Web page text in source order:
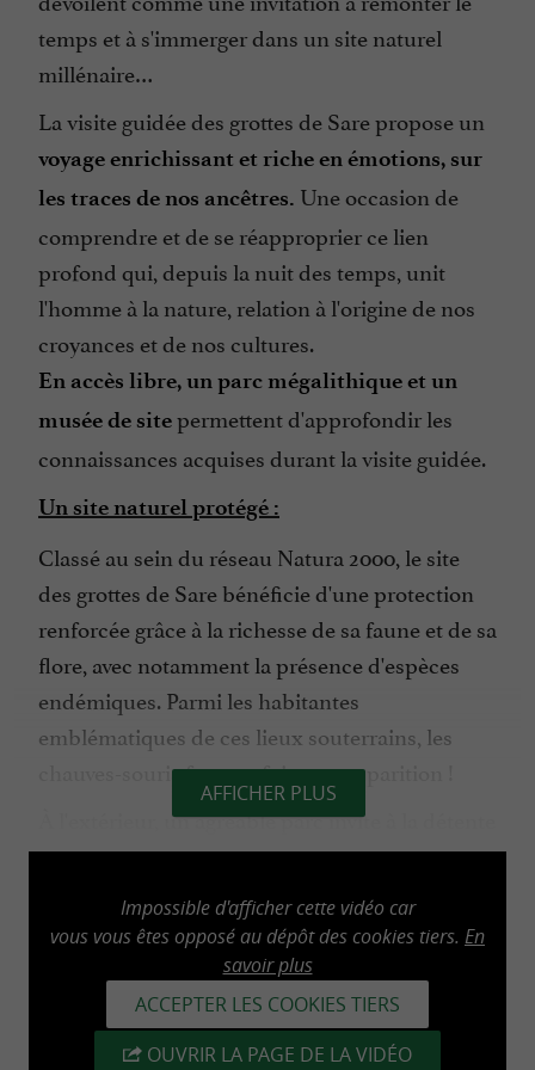
temps et à s'immerger dans un site naturel
millénaire…
La visite guidée des grottes de Sare propose un
voyage enrichissant et riche en émotions, sur
les traces de nos ancêtres. Une occasion de
comprendre et de se réapproprier ce lien
profond qui, depuis la nuit des temps, unit
l'homme à la nature, relation à l'origine de nos
croyances et de nos cultures.
En accès libre, un parc mégalithique et un
musée de sitepermettent d'approfondir les
connaissances acquises durant la visite guidée.
Un site naturel protégé :
Classé au sein du réseau Natura 2000, le site
des grottes de Sare bénéficie d'une protection
renforcée grâce à la richesse de sa faune et de sa
flore, avec notamment la présence d'espèces
endémiques. Parmi les habitantes
emblématiques de ces lieux souterrains, les
chauves-souris font parfois une apparition !
À l'extérieur, un agréable parc invite à la détente
dans un environnement paisible. Des tables de
sentiers de randonnée passent à proximité
immédiate du site, offrant une belle immersion
dans la nature basque.
AFFICHER PLUS
Impossible d'afficher cette vidéo car
vous vous êtes opposé au dépôt des cookies tiers. En
savoir plus
ACCEPTER LES COOKIES TIERS
OUVRIR LA PAGE DE LA VIDÉO